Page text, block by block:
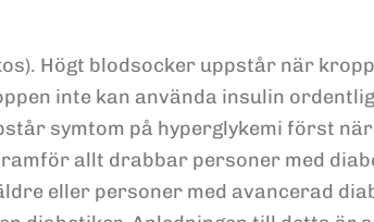
Högt blodsocker uppstår när
inte kan använda insulin
symtom på hyperglykemi först
allt drabbar personer med
eller personer med avancerad